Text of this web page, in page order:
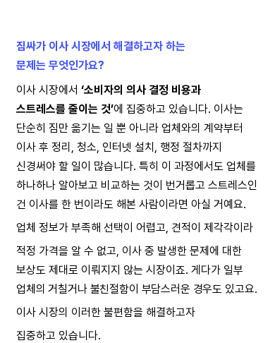
짐싸가 이사 시장에서 해결하고자 하는
문제는 무엇인가요?
이사 시장에서 ‘소비자의 의사 결정 비용과
스트레스를 줄이는 것’에 집중하고 있습니다. 이사는
단순히 짐만 옮기는 일 뿐 아니라 업체와의 계약부터
이사 후 정리, 청소, 인터넷 설치, 행정 절차까지
신경써야 할 일이 많습니다. 특히 이 과정에서도 업체를
하나하나 알아보고 비교하는 것이 번거롭고 스트레스인
건 이사를 한 번이라도 해본 사람이라면 아실 거예요.
업체 정보가 부족해 선택이 어렵고, 견적이 제각각이라
적정 가격을 알 수 없고, 이사 중 발생한 문제에 대한
보상도 제대로 이뤄지지 않는 시장이죠. 게다가 일부
업체의 거칠거나 불친절함이 부담스러운 경우도 있고요.
이사 시장의 이러한 불편함을 해결하고자
집중하고 있습니다.